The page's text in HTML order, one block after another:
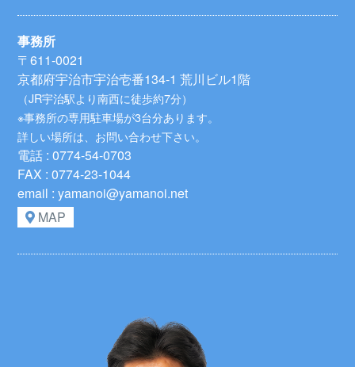
事務所
〒611-0021
京都府宇治市宇治壱番134-1 荒川ビル1階
（JR宇治駅より南西に徒歩約7分）
※事務所の専用駐車場が3台分あります。
詳しい場所は、お問い合わせ下さい。
電話 : 0774-54-0703
FAX : 0774-23-1044
email : yamanoi@yamanoi.net
MAP